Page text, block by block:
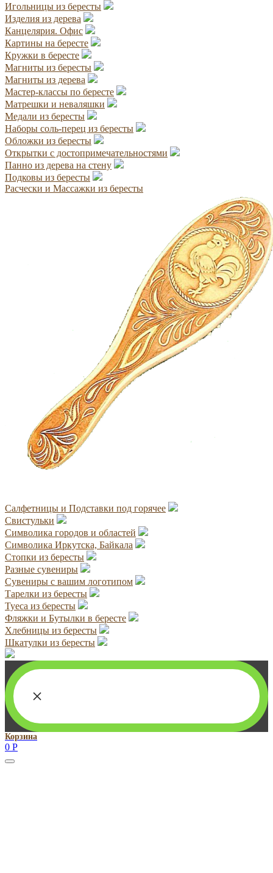
Игольницы из бересты
Изделия из дерева
Канцелярия. Офис
Картины на бересте
Кружки в бересте
Магниты из бересты
Магниты из дерева
Мастер-классы по бересте
Матрешки и неваляшки
Медали из бересты
Наборы соль-перец из бересты
Обложки из бересты
Открытки с достопримечательностями
Панно из дерева на стену
Подковы из бересты
Расчески и Массажки из бересты
Салфетницы и Подставки под горячее
Свистульки
Символика городов и областей
Символика Иркутска, Байкала
Стопки из бересты
Разные сувениры
Сувениры с вашим логотипом
Тарелки из бересты
Туеса из бересты
Фляжки и Бутылки в бересте
Хлебницы из бересты
Шкатулки из бересты
×
Корзина
0 Р